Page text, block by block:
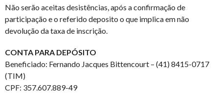
Não serão aceitas desistências, após a confirmação de
participação e o referido deposito o que implica em não
devolução da taxa de inscrição.
CONTA PARA DEPÓSITO
Beneficiado: Fernando Jacques Bittencourt – (41) 8415-0717
(TIM)
CPF: 357.607.889-49